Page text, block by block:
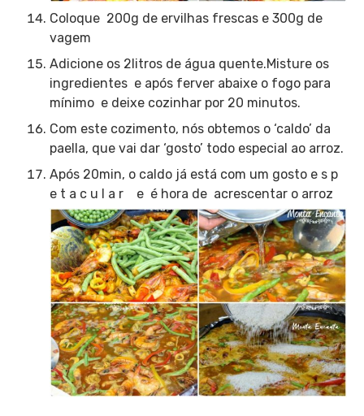
Coloque 200g de ervilhas frescas e 300g de
vagem
Adicione os 2litros de água quente.Misture os
ingredientes e após ferver abaixe o fogo para
mínimo e deixe cozinhar por 20 minutos.
Com este cozimento, nós obtemos o ‘caldo’ da
paella, que vai dar ‘gosto’ todo especial ao arroz.
Após 20min, o caldo já está com um gosto e s p
e t a c u l a r e é hora de acrescentar o arroz